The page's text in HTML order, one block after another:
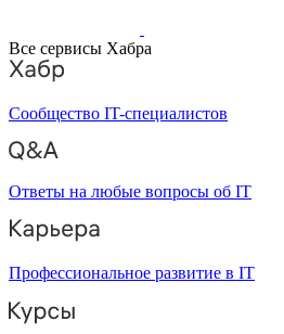
Все сервисы Хабра
Сообщество IT-специалистов
Ответы на любые вопросы об IT
Профессиональное развитие в IT